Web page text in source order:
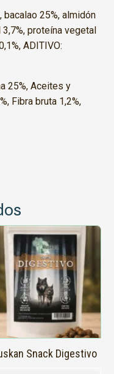
bacalao 25%, almidón
proteína vegetal
ADITIVO:
25%, Aceites y
Fibra bruta 1,2%,
Snack Digestivo